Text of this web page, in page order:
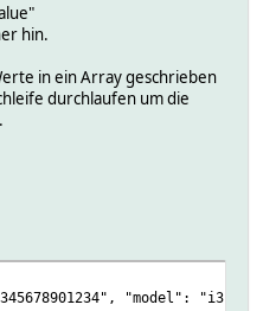
hin.
in ein Array geschrieben
durchlaufen um die